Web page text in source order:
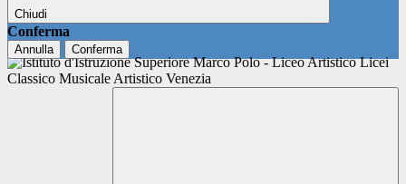
Chiudi
Conferma
Annulla Conferma